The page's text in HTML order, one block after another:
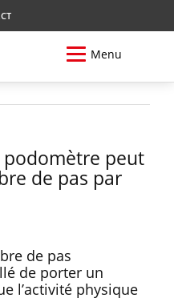
Menu
peut
de pas par
de pas
de porter un
l’activité physique